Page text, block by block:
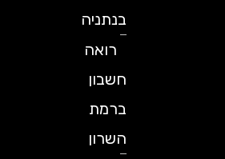
בנתניה
רואה
חשבון
ברמת
השרון